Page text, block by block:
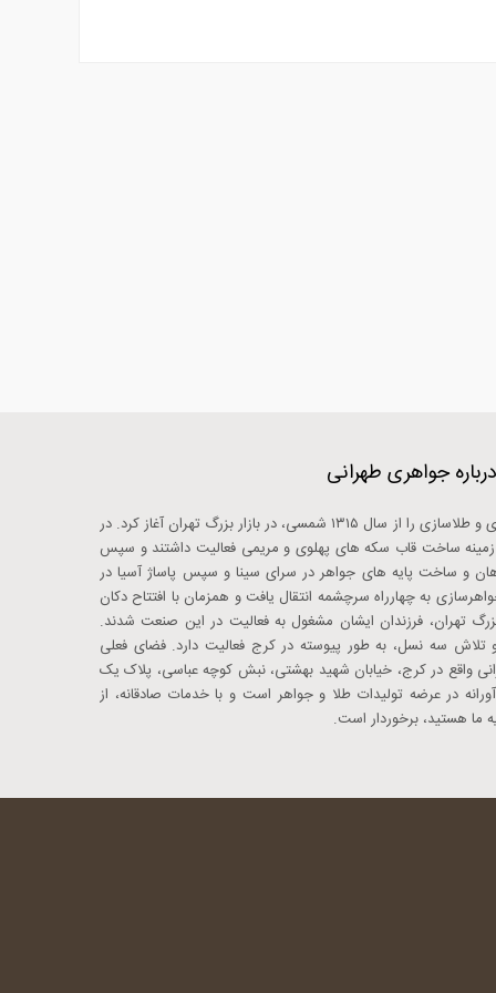
درباره جواهری طهرانی
ابوالقاسم استاد قاسم طهرانی، حرفه زرگری و طلاسازی را از سال ۱۳۱۵ شمسی، در بازار بزرگ تهران آغاز کرد. در
زمینه ساخت قاب سکه های پهلوی و مریمی فعالیت داشتند و سپس
و ساخت پایه های جواهر در سرای سینا و سپس پاساژ آسیا در
به چهارراه سرچشمه انتقال یافت و همزمان با افتتاح دکان
تهران، فرزندان ایشان مشغول به فعالیت در این صنعت شدند.
سال ۱۳۵۳ به همت و تلاش سه نسل، به طور پیوسته در کرج فعالیت دارد. فضای فعلی
واقع در کرج، خیابان شهید بهشتی، نبش کوچه عباسی، پلاک یک
در عرضه تولیدات طلا و جواهر است و با خدمات صادقانه، از
ما هستید، برخوردار است.